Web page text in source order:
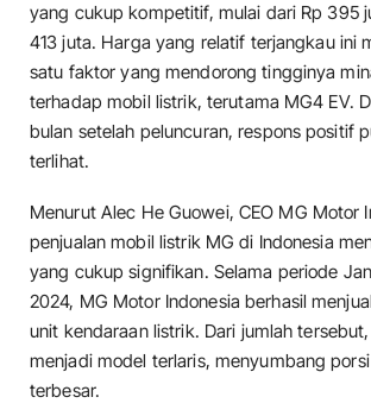
yang cukup kompetitif, mulai dari Rp 395
413 juta. Harga yang relatif terjangkau ini
satu faktor yang mendorong tingginya
terhadap mobil listrik, terutama MG4 EV.
bulan setelah peluncuran, respons positif
terlihat.
Menurut Alec He Guowei, CEO MG Motor
penjualan mobil listrik MG di Indonesia
yang cukup signifikan. Selama periode
2024, MG Motor Indonesia berhasil
unit kendaraan listrik. Dari jumlah
menjadi model terlaris, menyumbang
terbesar.